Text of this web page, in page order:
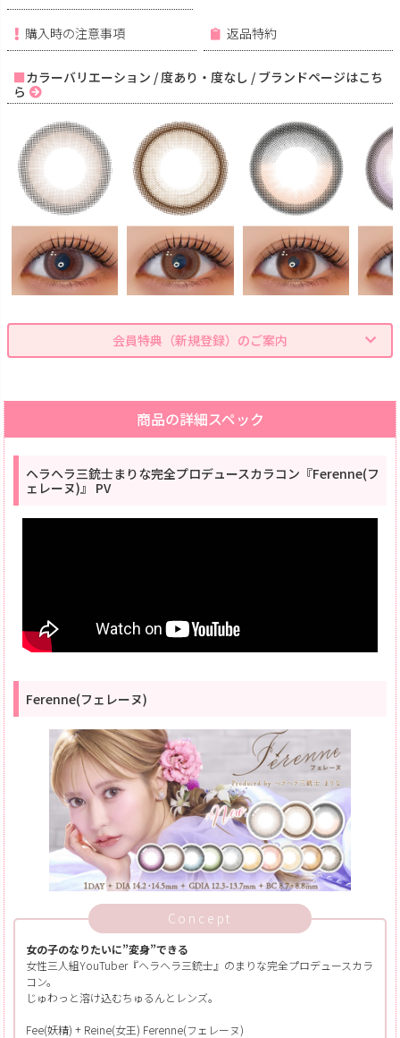
購入時の注意事項 返品特約
カラーバリエーション / 度あり・度なし / ブランドページはこち
ら
会員特典（新規登録）のご案内
商品の詳細スペック
ヘラヘラ三銃士まりな完全プロデュースカラコン『Ferenne(フ
ェレーヌ)』 PV
Ferenne(フェレーヌ)
Concept
女の子のなりたいに”変身”できる
女性三人組YouTuber『ヘラヘラ三銃士』のまりな完全プロデュースカラ
コン。
じゅわっと溶け込むちゅるんとレンズ。
Fee(妖精) + Reine(女王) Ferenne(フェレーヌ)